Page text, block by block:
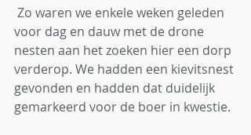
voor dag en dauw met de drone
nesten aan het zoeken hier een dorp
verderop. We hadden een kievitsnest
gevonden en hadden dat duidelijk
gemarkeerd voor de boer in kwestie.